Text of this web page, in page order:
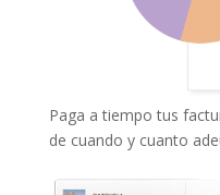
Paga a tiempo tus
de cuando y cuanto